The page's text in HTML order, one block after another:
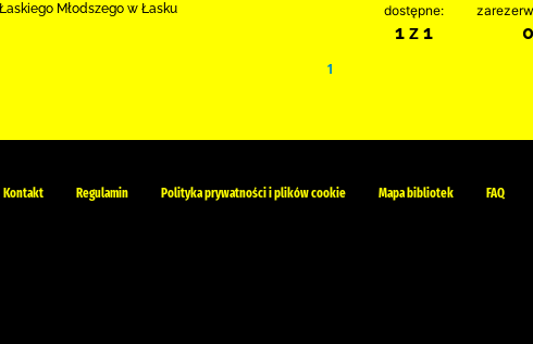
Młodszego w Łasku dostępne:
1 z 1 0
1
Kontakt Regulamin Polityka prywatności i plików cookie Mapa bibliotek FAQ